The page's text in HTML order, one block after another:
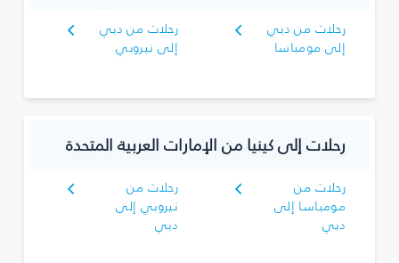
رحلات من دبي
إلى مومباسا
رحلات من دبي
إلى نيروبي
رحلات إلى كينيا من الإمارات العربية المتحدة
رحلات من
مومباسا إلى
دبي
رحلات من
نيروبي إلى
دبي